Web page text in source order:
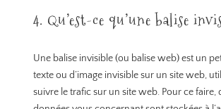
4. Qu’est-ce qu’une balise
Une balise invisible (ou balise web) est un
texte ou d’image invisible sur un site web,
suivre le trafic sur un site web. Pour ce faire,